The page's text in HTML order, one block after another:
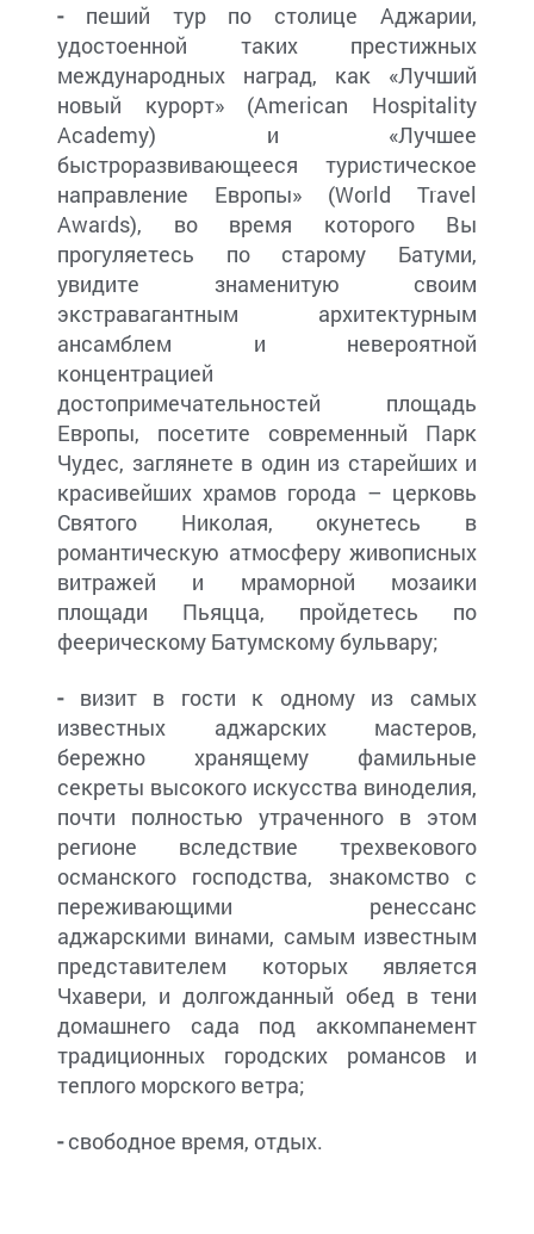
-пеший тур по столице Аджарии,
удостоенной таких престижных
международных наград, как «Лучший
новый курорт» (American Hospitality
Academy) и «Лучшее
быстроразвивающееся туристическое
направление Европы» (World Travel
Awards), во время которого Вы
прогуляетесь по старому Батуми,
увидите знаменитую своим
экстравагантным архитектурным
ансамблем и невероятной
концентрацией
достопримечательностей площадь
Европы, посетите современный Парк
Чудес, заглянете в один из старейших и
красивейших храмов города – церковь
Святого Николая, окунетесь в
романтическую атмосферу живописных
витражей и мраморной мозаики
площади Пьяцца, пройдетесь по
феерическому Батумскому бульвару;
-визит в гости к одному из самых
известных аджарских мастеров,
бережно хранящему фамильные
секреты высокого искусства виноделия,
почти полностью утраченного в этом
регионе вследствие трехвекового
османского господства, знакомство с
переживающими ренессанс
аджарскими винами, самым известным
представителем которых является
Чхавери, и долгожданный обед в тени
домашнего сада под аккомпанемент
традиционных городских романсов и
теплого морского ветра;
-свободное время, отдых.